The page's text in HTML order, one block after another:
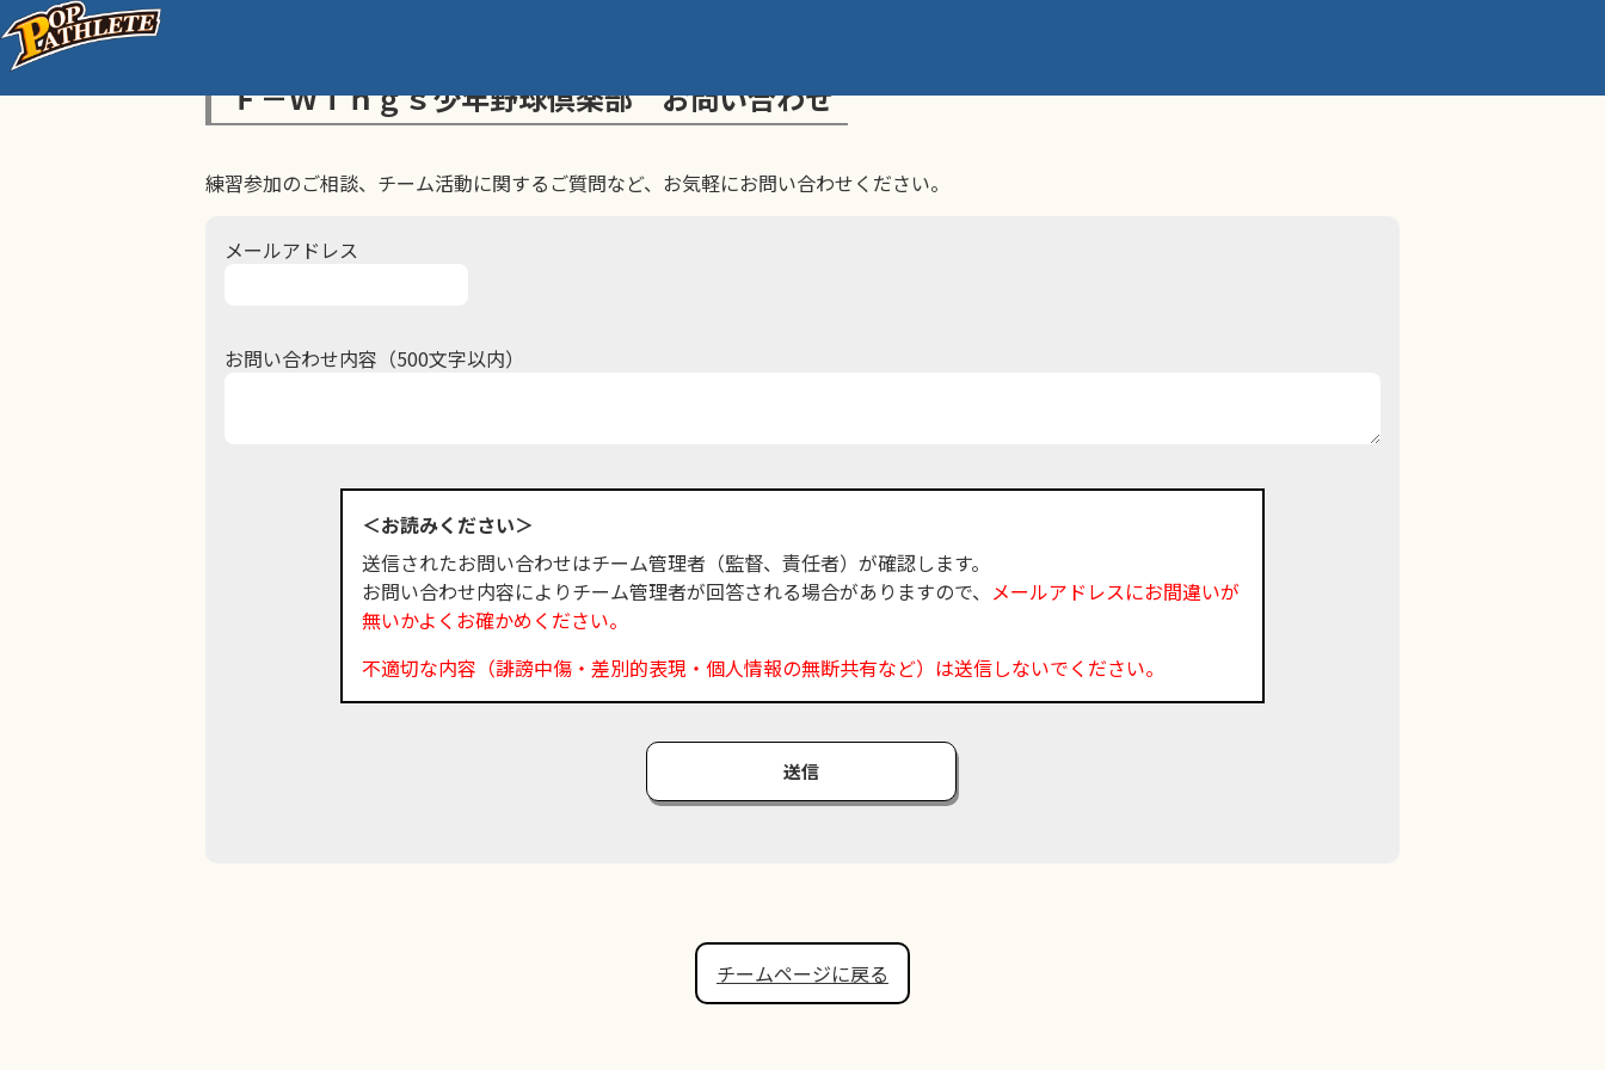
Ｆ－Ｗｉｎｇｓ少年野球倶楽部 お問い合わせ
練習参加のご相談、チーム活動に関するご質問など、お気軽にお問い合わせください。
メールアドレス
お問い合わせ内容（500文字以内）
＜お読みください＞
送信されたお問い合わせはチーム管理者（監督、責任者）が確認します。
お問い合わせ内容によりチーム管理者が回答される場合がありますので、 メールアドレスにお間違いが
無いかよくお確かめください。
不適切な内容（誹謗中傷・差別的表現・個人情報の無断共有など）は送信しないでください。
送信
チームページに戻る